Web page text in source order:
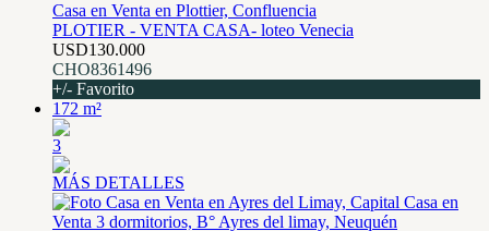
Casa en Venta en Plottier, Confluencia
PLOTIER - VENTA CASA- loteo Venecia
USD130.000
CHO8361496
+/- Favorito
172 m²
3
MÁS DETALLES